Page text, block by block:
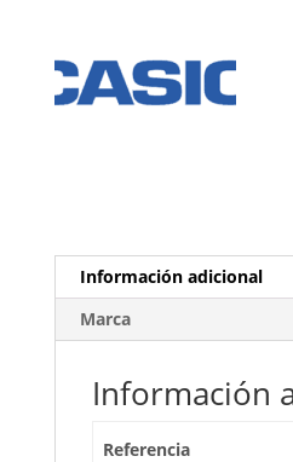
Información adicional
Marca
Información
Referencia